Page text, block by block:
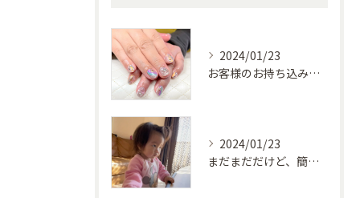
2024/01/23
お客様のお持ち込みデザイン
2024/01/23
まだまだだけど、簡単な物は自分で食べられるようになってきた♡